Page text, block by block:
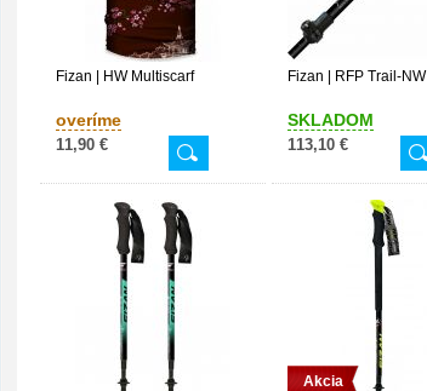
Fizan | HW Multiscarf
overíme
11,90 €
Fizan | RFP Trail-NW
SKLADOM
113,10 €
Akcia